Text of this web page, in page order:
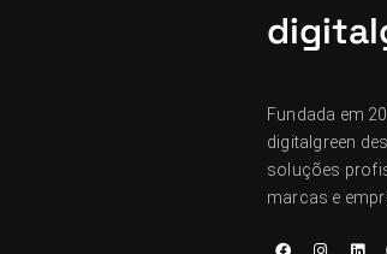
Fundada em
digitalgreen
soluções
marcas e